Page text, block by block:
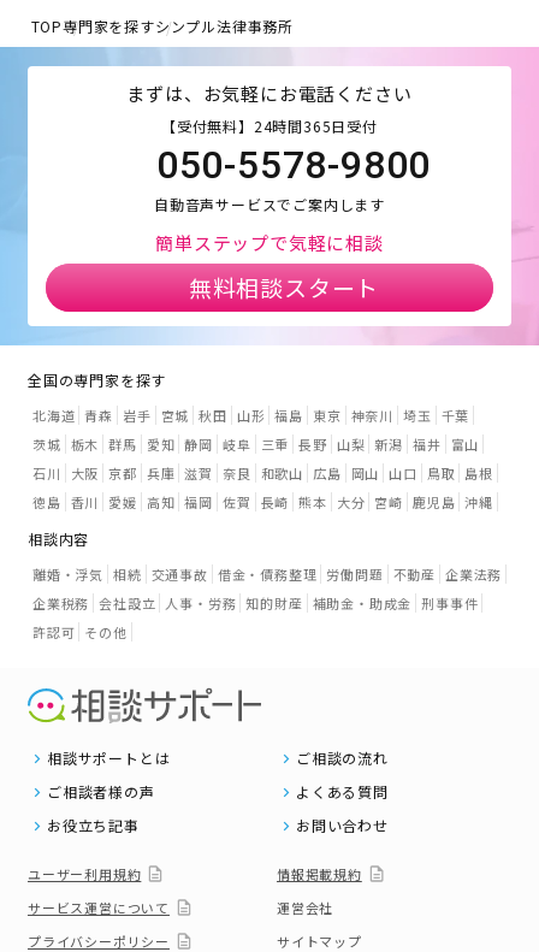
TOP専門家を探すシンプル法律事務所
まずは、お気軽にお電話ください
【受付無料】24時間365日受付
050-5578-9800
自動音声サービスでご案内します
簡単ステップで気軽に相談
無料相談スタート
全国の専門家を探す
北海道 青森 岩手 宮城 秋田 山形 福島 東京 神奈川 埼玉
千葉
茨城 栃木 群馬 愛知 静岡 岐阜 三重 長野 山梨 新潟 福井
富山
石川
大阪 京都 兵庫 滋賀 奈良 和歌山 広島 岡山 山口 鳥取
島根
徳島 香川 愛媛 高知 福岡 佐賀 長崎 熊本 大分 宮崎 鹿児島 沖縄
相談内容
離婚・浮気 相続 交通事故 借金・債務整理 労働問題 不動産 企業法務
企業税務 会社設立 人事・労務 知的財産 補助金・助成金 刑事事件
許認可 その他
相談サポートとは
ご相談の流れ
ご相談者様の声
よくある質問
お役立ち記事
お問い合わせ
ユーザー利用規約
情報掲載規約
サービス運営について
運営会社
プライバシーポリシー
サイトマップ